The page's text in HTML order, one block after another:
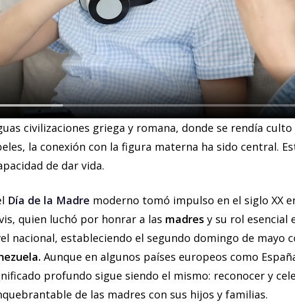
civilizaciones griega y romana, donde se rendía
la conexión con la figura materna ha sido central.
de dar vida.
Día de la Madre moderno tomó impulso en el siglo XX
quien luchó por honrar a las madres y su rol esencial
nacional, estableciendo el segundo domingo de mayo
Aunque en algunos países europeos como
profundo sigue siendo el mismo: reconocer y
de las madres con sus hijos y familias.